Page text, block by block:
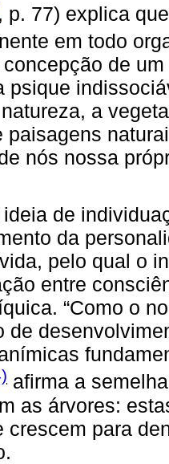
, p. 77) explica
em todo
concepção de um
psique
a
paisagens
nós nossa
de
da
pelo qual o
entre
“Como o
de
afirma a
as árvores:
crescem para